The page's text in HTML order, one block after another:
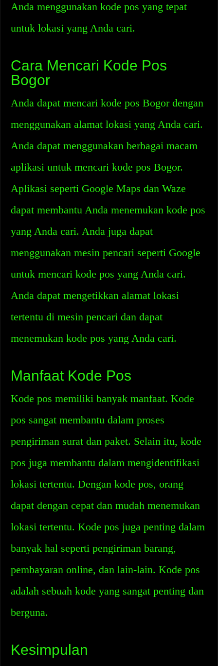
Anda menggunakan kode pos yang tepat
untuk lokasi yang Anda cari.
Cara Mencari Kode Pos
Bogor
Anda dapat mencari kode pos Bogor dengan
menggunakan alamat lokasi yang Anda cari.
Anda dapat menggunakan berbagai macam
aplikasi untuk mencari kode pos Bogor.
Aplikasi seperti Google Maps dan Waze
dapat membantu Anda menemukan kode pos
yang Anda cari. Anda juga dapat
menggunakan mesin pencari seperti Google
untuk mencari kode pos yang Anda cari.
Anda dapat mengetikkan alamat lokasi
tertentu di mesin pencari dan dapat
menemukan kode pos yang Anda cari.
Manfaat Kode Pos
Kode pos memiliki banyak manfaat. Kode
pos sangat membantu dalam proses
pengiriman surat dan paket. Selain itu, kode
pos juga membantu dalam mengidentifikasi
lokasi tertentu. Dengan kode pos, orang
dapat dengan cepat dan mudah menemukan
lokasi tertentu. Kode pos juga penting dalam
banyak hal seperti pengiriman barang,
pembayaran online, dan lain-lain. Kode pos
adalah sebuah kode yang sangat penting dan
berguna.
Kesimpulan